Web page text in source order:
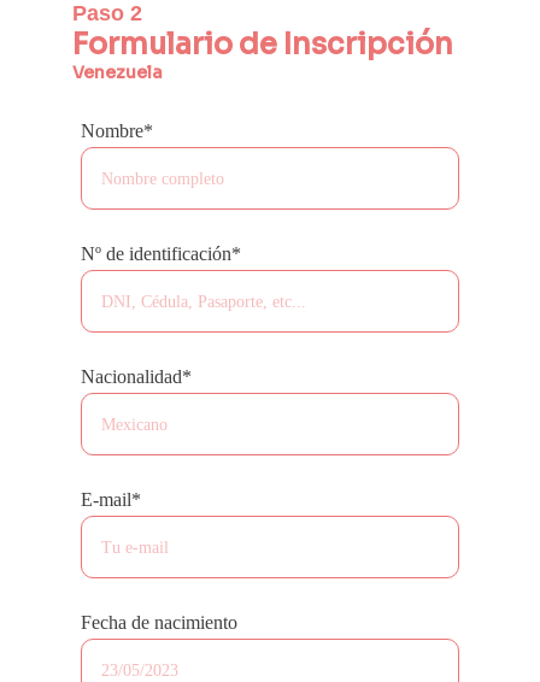
Formulario de Inscripción
Venezuela
Paso 2
Nombre*
Nº de identificación*
Nacionalidad*
E-mail*
Fecha de nacimiento